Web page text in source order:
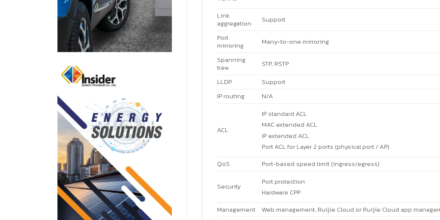
Link
aggregation
Support
Port
mirroring
Many-to-one mirroring
Spanning
tree
STP, RSTP
LLDP
Support
IP routing
N/A
ACL
IP standard ACL
MAC extended ACL
IP extended ACL
Port ACL for Layer 2 ports (physical port / AP)
QoS
Port-based speed limit (ingress/egress)
Security
Port protection
Hardware CPP
Management
Web management, Ruijie Cloud or Ruijie Cloud app